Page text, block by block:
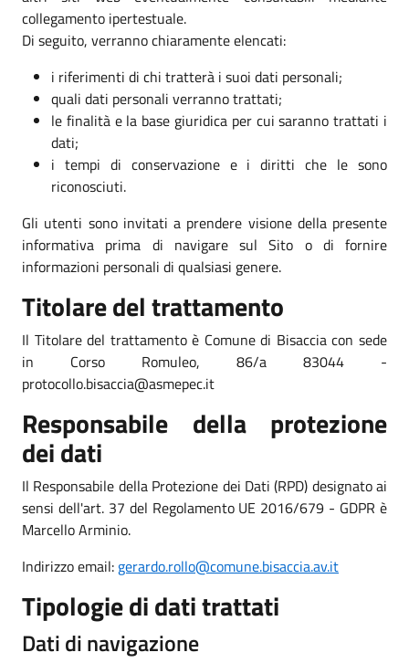
collegamento ipertestuale.
Di seguito, verranno chiaramente elencati:
i riferimenti di chi tratterà i suoi dati personali;
quali dati personali verranno trattati;
le finalità e la base giuridica per cui saranno trattati i
dati;
i tempi di conservazione e i diritti che le sono
riconosciuti.
Gli utenti sono invitati a prendere visione della presente
informativa prima di navigare sul Sito o di fornire
informazioni personali di qualsiasi genere.
Titolare del trattamento
Il Titolare del trattamento è Comune di Bisaccia con sede
in Corso Romuleo, 86/a 83044 -
protocollo.bisaccia@asmepec.it
Responsabile della protezione
dei dati
Il Responsabile della Protezione dei Dati (RPD) designato ai
sensi dell'art. 37 del Regolamento UE 2016/679 - GDPR è
Marcello Arminio.
Indirizzo email: gerardo.rollo@comune.bisaccia.av.it
Tipologie di dati trattati
Dati di navigazione